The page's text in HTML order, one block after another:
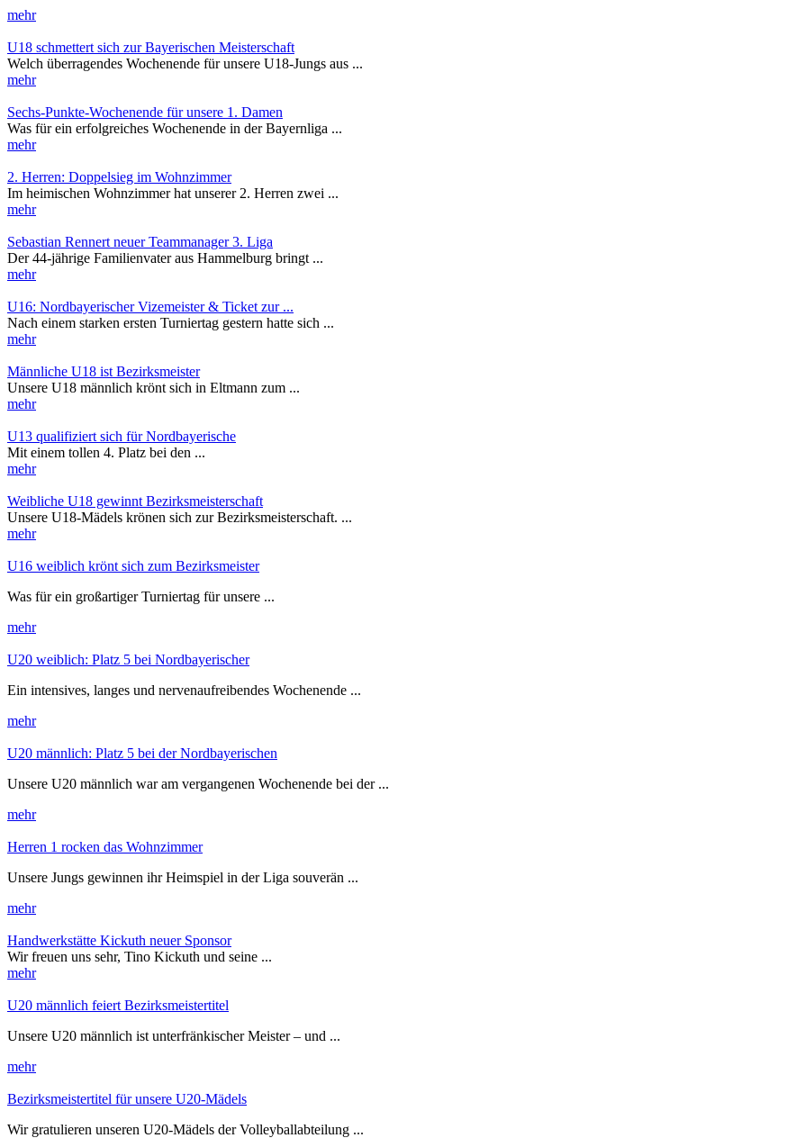
mehr
U18 schmettert sich zur Bayerischen Meisterschaft
Welch überragendes Wochenende für unsere U18-Jungs aus ...
mehr
Sechs-Punkte-Wochenende für unsere 1. Damen
Was für ein erfolgreiches Wochenende in der Bayernliga ...
mehr
2. Herren: Doppelsieg im Wohnzimmer
Im heimischen Wohnzimmer hat unserer 2. Herren zwei ...
mehr
Sebastian Rennert neuer Teammanager 3. Liga
Der 44-jährige Familienvater aus Hammelburg bringt ...
mehr
U16: Nordbayerischer Vizemeister & Ticket zur ...
Nach einem starken ersten Turniertag gestern hatte sich ...
mehr
Männliche U18 ist Bezirksmeister
Unsere U18 männlich krönt sich in Eltmann zum ...
mehr
U13 qualifiziert sich für Nordbayerische
Mit einem tollen 4. Platz bei den ...
mehr
Weibliche U18 gewinnt Bezirksmeisterschaft
Unsere U18-Mädels krönen sich zur Bezirksmeisterschaft. ...
mehr
U16 weiblich krönt sich zum Bezirksmeister
Was für ein großartiger Turniertag für unsere ...
mehr
U20 weiblich: Platz 5 bei Nordbayerischer
Ein intensives, langes und nervenaufreibendes Wochenende ...
mehr
U20 männlich: Platz 5 bei der Nordbayerischen
Unsere U20 männlich war am vergangenen Wochenende bei der ...
mehr
Herren 1 rocken das Wohnzimmer
Unsere Jungs gewinnen ihr Heimspiel in der Liga souverän ...
mehr
Handwerkstätte Kickuth neuer Sponsor
Wir freuen uns sehr, Tino Kickuth und seine ...
mehr
U20 männlich feiert Bezirksmeistertitel
Unsere U20 männlich ist unterfränkischer Meister – und ...
mehr
Bezirksmeistertitel für unsere U20-Mädels
Wir gratulieren unseren U20-Mädels der Volleyballabteilung ...